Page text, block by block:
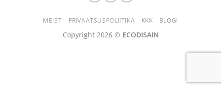
MEIST PRIVAATSUSPOLIITIKA KKK BLOGI
Copyright 2026 © ECODISAIN